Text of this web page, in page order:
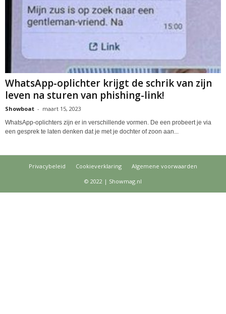
WhatsApp-oplichter krijgt de schrik van zijn
leven na sturen van phishing-link!
Showboat - maart 15, 2023
WhatsApp-oplichters zijn er in verschillende vormen. De een probeert je via
een gesprek te laten denken dat je met je dochter of zoon aan...
Privacybeleid Cookieverklaring
Algemene voorwaarden
© 2022 | Showmag.nl